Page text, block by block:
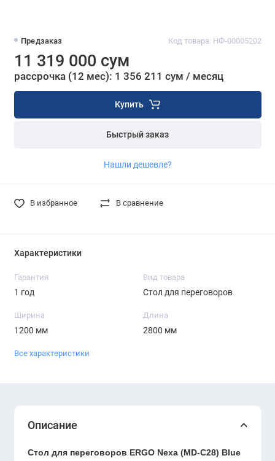
Предзаказ Код товара: НФ-00005202
11 319 000 сум
рассрочка (12 мес): 1 356 211 сум / месяц
Купить
Быстрый заказ
Нашли дешевле?
В избранное В сравнение
Характеристики
Гарантия
1 год
Вид товара
Стол для переговоров
Ширина
1200 мм
Длина
2800 мм
Все характеристики
Описание
Стол для переговоров ERGO Nexa (MD-C28) Blue